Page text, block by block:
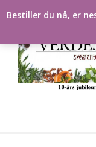
toBestiller du nå, er